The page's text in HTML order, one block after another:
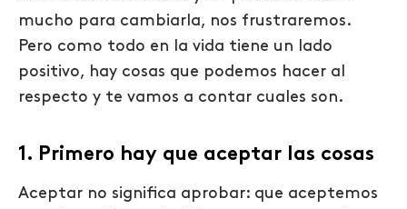
mucho para cambiarla, nos frustraremos.
Pero como todo en la vida tiene un lado
positivo, hay cosas que podemos hacer al
respecto y te vamos a contar cuales son.
1. Primero hay que aceptar las cosas
Aceptar no significa aprobar: que aceptemos